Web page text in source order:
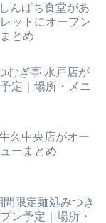
んぱち食堂があ
ットにオープン
とめ
むぎ亭 水戸店が
定｜場所・メニ
久中央店がオー
ーまとめ
限定麺処みつき
ン予定｜場所・